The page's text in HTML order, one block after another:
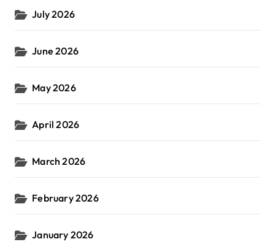
July 2026
June 2026
May 2026
April 2026
March 2026
February 2026
January 2026